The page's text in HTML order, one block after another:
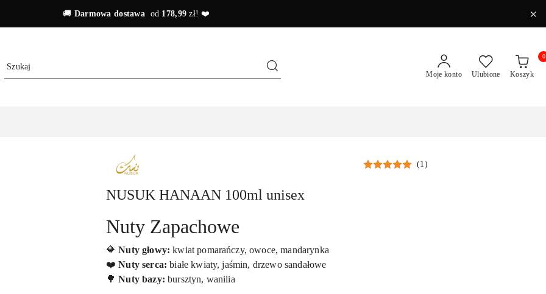
🚚 Darmowa dostawa od 178,99 zł! ❤️
Moje konto Ulubione Koszyk
0
NUSUK
(1)
NUSUK HANAAN 100ml unisex
Nuty Zapachowe
🔶Nuty głowy: kwiat pomarańczy, owoce, mandarynka
❤️Nuty serca: białe kwiaty, jaśmin, drzewo sandałowe
🌳Nuty bazy: bursztyn, wanilia